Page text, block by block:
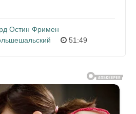
Остин Фримен
51:49